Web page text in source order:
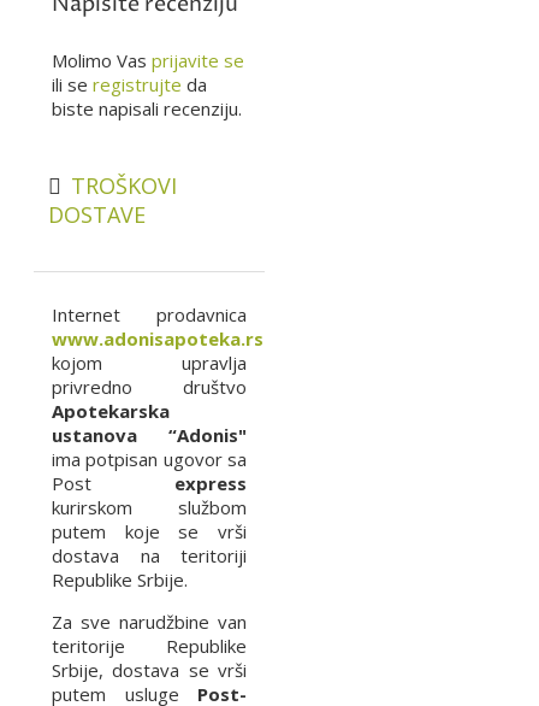
Molimo Vas prijavite se
ili se registrujte da
biste napisali recenziju.
TROŠKOVI
DOSTAVE
Internet prodavnica
www.adonisapoteka.rs
kojom upravlja
privredno društvo
Apotekarska
ustanova “Adonis"
ima potpisan ugovor sa
Post express
kurirskom službom
putem koje se vrši
dostava na teritoriji
Republike Srbije.
Za sve narudžbine van
teritorije Republike
Srbije, dostava se vrši
putem usluge Post-